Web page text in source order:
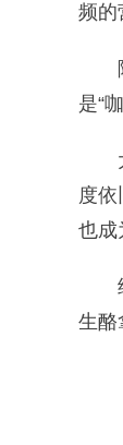
频的
是“
度
也成
生酪